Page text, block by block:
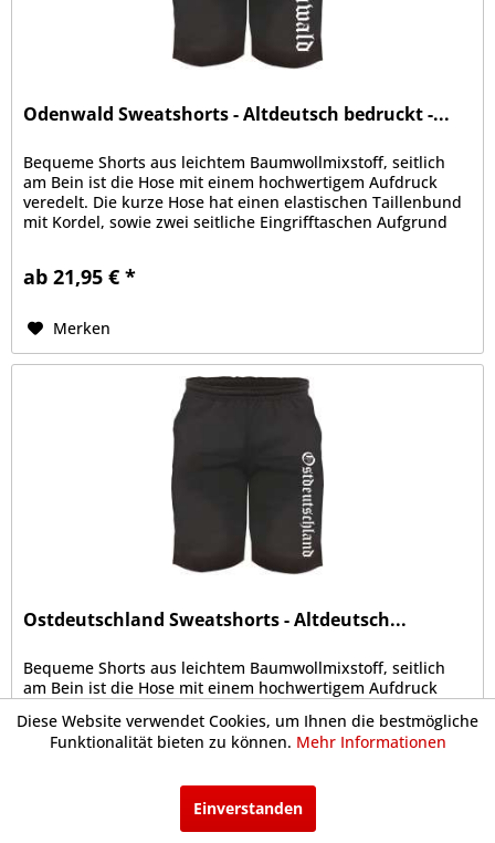
Odenwald Sweatshorts - Altdeutsch bedruckt -...
Bequeme Shorts aus leichtem Baumwollmixstoff, seitlich
am Bein ist die Hose mit einem hochwertigem Aufdruck
veredelt. Die kurze Hose hat einen elastischen Taillenbund
mit Kordel, sowie zwei seitliche Eingrifftaschen Aufgrund
ab 21,95 € *
Merken
Ostdeutschland Sweatshorts - Altdeutsch...
Bequeme Shorts aus leichtem Baumwollmixstoff, seitlich
am Bein ist die Hose mit einem hochwertigem Aufdruck
mit Kordel, sowie zwei seitliche Eingrifftaschen Aufgrund
der bequemen...
Diese Website verwendet Cookies, um Ihnen die bestmögliche
Funktionalität bieten zu können. Mehr Informationen
Einverstanden